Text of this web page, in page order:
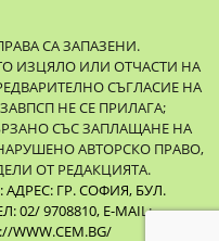
СА ЗАПАЗЕНИ.
ИЗЦЯЛО ИЛИ ОТЧАСТИ НА
СЪГЛАСИЕ НА
НЕ СЕ ПРИЛАГА;
СЪС ЗАПЛАЩАНЕ НА
АВТОРСКО ПРАВО,
ОТ РЕДАКЦИЯТА.
ГР. СОФИЯ, БУЛ.
02/ 9708810, E-MAIL:
WWW.CEM.BG/